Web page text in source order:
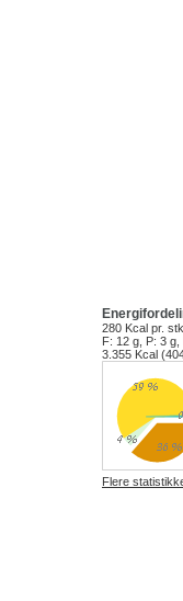
280 Kcal pr. stk.
F: 12 g, P: 3
3.355 Kcal
Flere